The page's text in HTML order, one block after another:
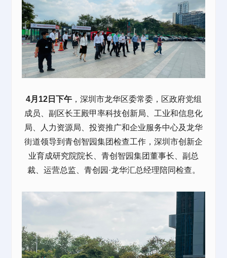
4月12日下午，深圳市龙华区委常委，区政府党组
成员、副区长王殿甲率科技创新局、工业和信息化
局、人力资源局、投资推广和企业服务中心及龙华
街道领导到 青创智园集团检查工作，深圳市创新企
业育成研究院院长、 青创智园集团董事长、副总
裁、运营总监、 青创园·龙华汇总经理陪同检查。